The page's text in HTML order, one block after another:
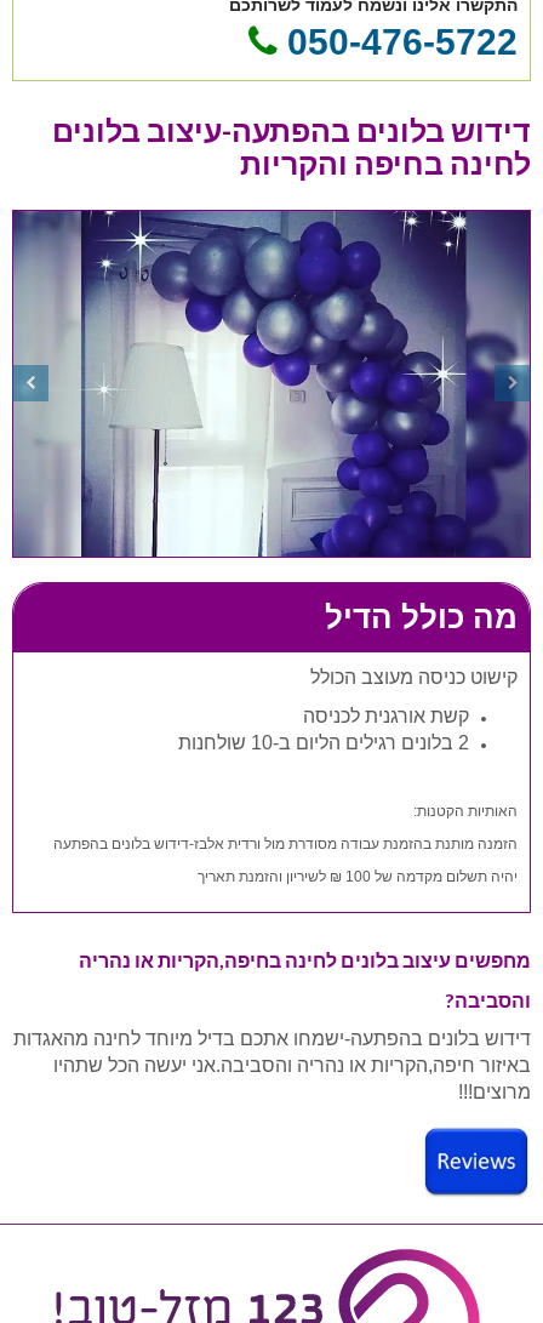
התקשרו אלינו ונשמח לעמוד לשרותכם
050-476-5722
דידוש בלונים בהפתעה-עיצוב בלונים
לחינה בחיפה והקריות
מה כולל הדיל
קישוט כניסה מעוצב הכולל
קשת אורגנית לכניסה
2 בלונים רגילים הליום ב-10 שולחנות
האותיות הקטנות:
הזמנה מותנת בהזמנת עבודה מסודרת מול ורדית אלבז-דידוש בלונים בהפתעה
יהיה תשלום מקדמה של 100 ₪ לשיריון והזמנת תאריך
מחפשים עיצוב בלונים לחינה בחיפה,הקריות או נהריה
והסביבה?
דידוש בלונים בהפתעה-ישמחו אתכם בדיל מיוחד לחינה מהאגדות
באיזור חיפה,הקריות או נהריה והסביבה.אני יעשה הכל שתהיו
מרוצים!!!